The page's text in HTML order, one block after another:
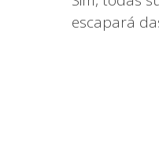
escapará